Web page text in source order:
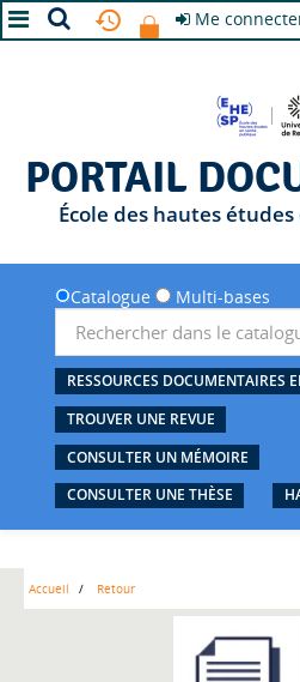
Me
PORTAIL
École des hautes
Catalogue Multi-bases
RESSOURCES DOCUMENTAIRES
TROUVER UNE REVUE
CONSULTER UN MÉMOIRE
CONSULTER UNE THÈSE
Accueil Retour